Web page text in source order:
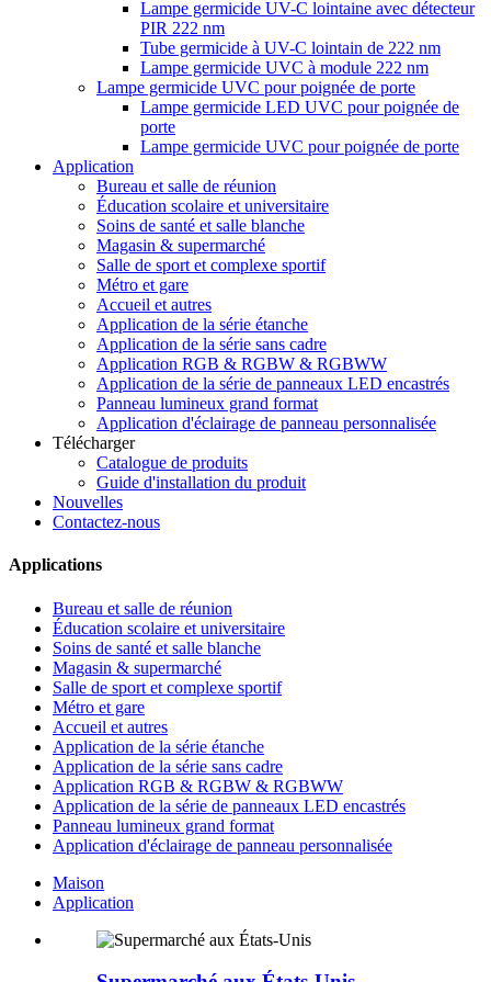
Lampe germicide UV-C lointaine avec détecteur
PIR 222 nm
Tube germicide à UV-C lointain de 222 nm
Lampe germicide UVC à module 222 nm
Lampe germicide UVC pour poignée de porte
Lampe germicide LED UVC pour poignée de
porte
Lampe germicide UVC pour poignée de porte
Application
Bureau et salle de réunion
Éducation scolaire et universitaire
Soins de santé et salle blanche
Magasin & supermarché
Salle de sport et complexe sportif
Métro et gare
Accueil et autres
Application de la série étanche
Application de la série sans cadre
Application RGB & RGBW & RGBWW
Application de la série de panneaux LED encastrés
Panneau lumineux grand format
Application d'éclairage de panneau personnalisée
Télécharger
Catalogue de produits
Guide d'installation du produit
Nouvelles
Contactez-nous
Applications
Bureau et salle de réunion
Éducation scolaire et universitaire
Soins de santé et salle blanche
Magasin & supermarché
Salle de sport et complexe sportif
Métro et gare
Accueil et autres
Application de la série étanche
Application de la série sans cadre
Application RGB & RGBW & RGBWW
Application de la série de panneaux LED encastrés
Panneau lumineux grand format
Application d'éclairage de panneau personnalisée
Maison
Application